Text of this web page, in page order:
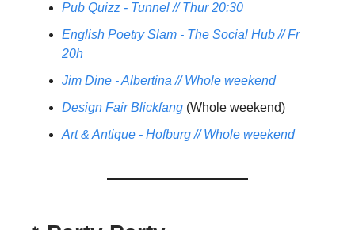
Pub Quizz - Tunnel // Thur 20:30
English Poetry Slam - The Social Hub // Fr
20h
Jim Dine - Albertina // Whole weekend
Design Fair Blickfang (Whole weekend)
Art & Antique - Hofburg // Whole weekend